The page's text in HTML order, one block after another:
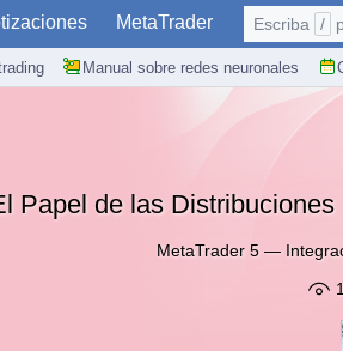
MetaTrader
Manual sobre redes neuronales
Escriba /
Papel de las
MetaTrader 5 —